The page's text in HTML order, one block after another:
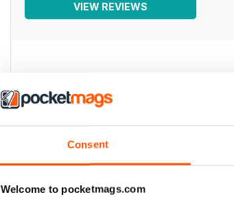
Consent
Welcome to pocketmags.com
VIEW REVIEWS
BACK ISSUES